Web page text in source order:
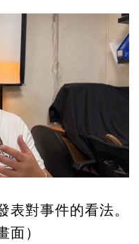
對事件的看法。
面）